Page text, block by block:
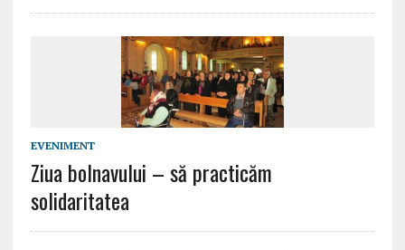
EVENIMENT
Ziua bolnavului – să practicăm
solidaritatea